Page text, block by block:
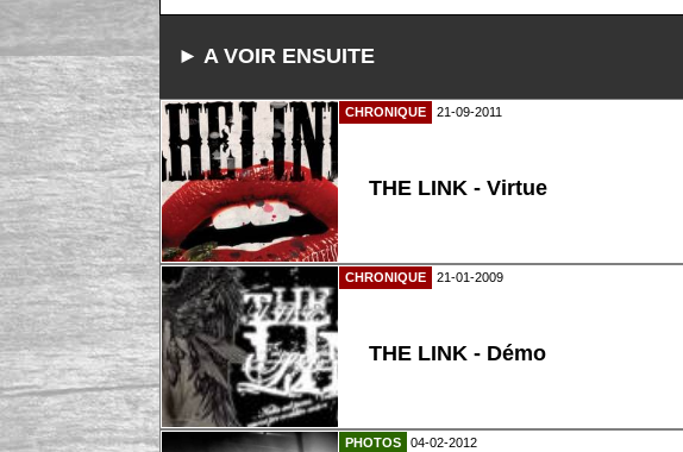
► A VOIR ENSUITE
CHRONIQUE 21-09-2011
THE LINK - Virtue
CHRONIQUE 21-01-2009
THE LINK - Démo
PHOTOS 04-02-2012